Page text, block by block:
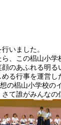
いました。
、この椙山小
のあふれる明
る行事を運営
の椙山小学校の
て誰がみんなの